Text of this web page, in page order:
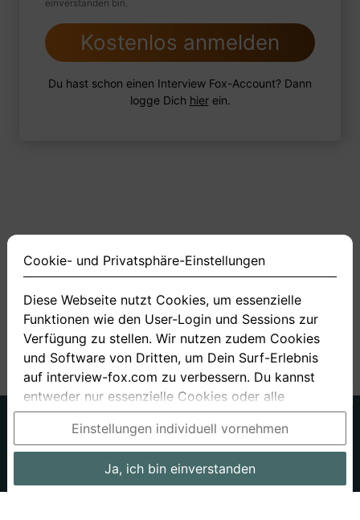
mehrere negative Kununu-Bewertungen
erhalten, vor allem von ehemaligen
Mitarbeitern. Was unternehmen Sie und was
sind hierbei wichtige Faktoren?
einverstanden bin.
Kostenlos anmelden
Du hast schon einen Interview Fox-Account? Dann
logge Dich hierein.
< 1 2 3 4 12 >
Über uns
Datenschutz
AGB
Bewerbungsfragen Preise
Cookie- und Privatsphäre-Einstellungen
Diese Webseite nutzt Cookies, um essenzielle
Funktionen wie den User-Login und Sessions zur
Verfügung zu stellen. Wir nutzen zudem Cookies
und Software von Dritten, um Dein Surf-Erlebnis
auf interview-fox.com zu verbessern. Du kannst
entweder nur essenzielle Cookies oder alle
Cookies akzeptieren. Du kannst Deine
Einstellungen jederzeit in unseren Cookie- und
Privatsphäre-Einstellungen ändern. Dieser Link ist
im Footer unserer Seit zu finden. Wenn Du mehr
Einstellungen individuell vornehmen
Ja, ich bin einverstanden